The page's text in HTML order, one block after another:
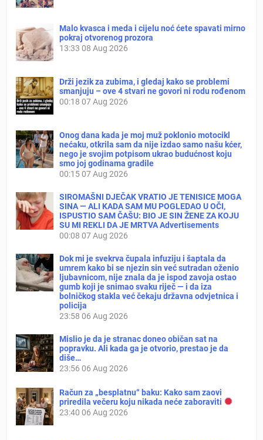
Malo kvasca i meda i cijelu noć ćete spavati mirno
pokraj otvorenog prozora
13:33 08 Aug 2026
Drži jezik za zubima, i gledaj kako se problemi
smanjuju – ove 4 stvari ne govori ni rodu rođenom
00:18 07 Aug 2026
Onog dana kada je moj muž poklonio motocikl
nećaku, otkrila sam da nije izdao samo našu kćer,
nego je svojim potpisom ukrao budućnost koju
smo joj godinama gradile
00:1507 Aug 2026
SIROMAŠNI DJEČAK VRATIO JE TENISICE MOGA
SINA — ALI KADA SAM MU POGLEDAO U OČI,
ISPUSTIO SAM ČAŠU: BIO JE SIN ŽENE ZA KOJU
SU MI REKLI DA JE MRTVA Advertisements
00:08 07 Aug 2026
Dok mi je svekrva čupala infuziju i šaptala da
umrem kako bi se njezin sin već sutradan oženio
ljubavnicom, nije znala da je ispod zavoja ostao
gumb koji je snimao svaku riječ — i da iza
bolničkog stakla već čekaju državna odvjetnica i
policija
23:58 06 Aug 2026
Mislio je da je stranac doneo običan sat na
popravku. Ali kada ga je otvorio, prestao je da
diše…
23:56 06 Aug 2026
Račun za „besplatnu“ baku: Kako sam zaovi
priredila večeru koju nikada neće zaboraviti
23:40 06 Aug 2026